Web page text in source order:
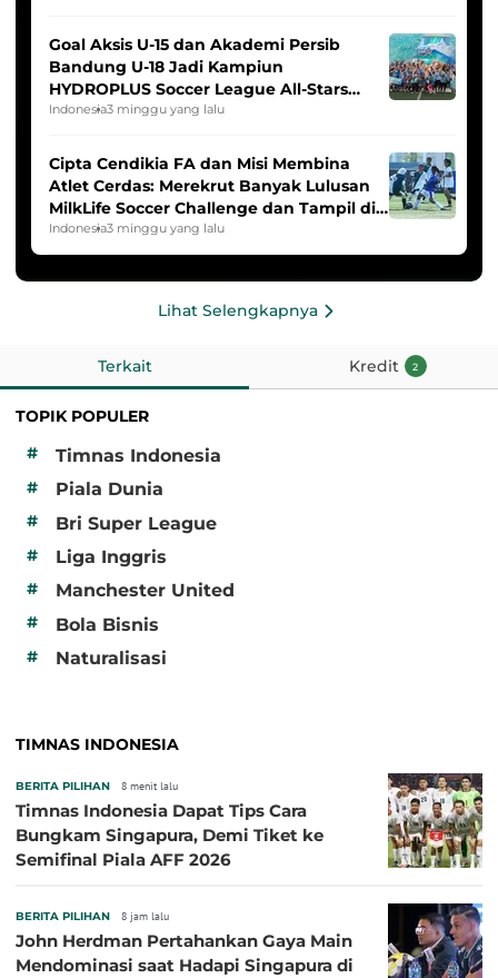
Goal Aksis U-15 dan Akademi Persib
Bandung U-18 Jadi Kampiun
HYDROPLUS Soccer League All-Stars
2025/2026
Indonesia3 minggu yang lalu
Cipta Cendikia FA dan Misi Membina
Atlet Cerdas: Merekrut Banyak Lulusan
MilkLife Soccer Challenge dan Tampil di
HYDROPLUS Soccer League
Indonesia3 minggu yang lalu
Lihat Selengkapnya
Terkait Kredit 2
TOPIK POPULER
#
Timnas Indonesia
# Piala Dunia
# Bri Super League
# Liga Inggris
# Manchester United
# Bola Bisnis
# Naturalisasi
TIMNAS INDONESIA
BERITA PILIHAN 8 menit lalu
Timnas Indonesia Dapat Tips Cara
Bungkam Singapura, Demi Tiket ke
Semifinal Piala AFF 2026
BERITA PILIHAN 8 jam lalu
John Herdman Pertahankan Gaya Main
Mendominasi saat Hadapi Singapura di